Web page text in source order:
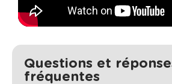
Questions et
fréquentes​